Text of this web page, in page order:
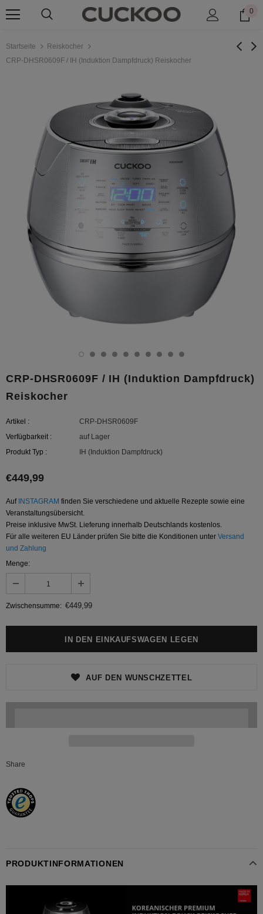
0
Startseite
Reiskocher
CRP-DHSR0609F / IH (Induktion Dampfdruck) Reiskocher
CRP-DHSR0609F / IH (Induktion Dampfdruck)
Reiskocher
Artikel :
CRP-DHSR0609F
Verfügbarkeit :
auf Lager
Produkt Typ :
IH (Induktion Dampfdruck)
€449,99
Auf INSTAGRAM finden Sie verschiedene und aktuelle Rezepte sowie eine
Veranstaltungsübersicht.
Preise inklusive MwSt. Lieferung innerhalb Deutschlands kostenlos.
Für alle weiteren EU Länder prüfen Sie bitte die Konditionen unter Versand
und Zahlung
Menge:
Zwischensumme: €449,99
AUF DEN WUNSCHZETTEL
Share
PRODUKTINFORMATIONEN